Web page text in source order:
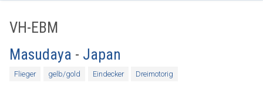
VH-EBM
Masudaya - Japan
Flieger gelb/gold Eindecker Dreimotorig